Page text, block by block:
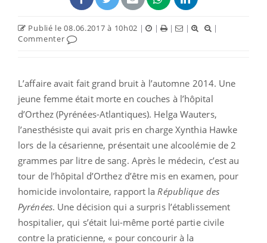
Publié le 08.06.2017 à 10h02 | | | |
|
Commenter
L’affaire avait fait grand bruit à l’automne 2014. Une
jeune femme était morte en couches à l’hôpital
d’Orthez (Pyrénées-Atlantiques). Helga Wauters,
l’anesthésiste qui avait pris en charge Xynthia Hawke
lors de la césarienne, présentait une alcoolémie de 2
grammes par litre de sang. Après le médecin, c’est au
tour de l’hôpital d’Orthez d’être mis en examen, pour
homicide involontaire, rapport la République des
Pyrénées. Une décision qui a surpris l’établissement
hospitalier, qui s’était lui-même porté partie civile
contre la praticienne, « pour concourir à la